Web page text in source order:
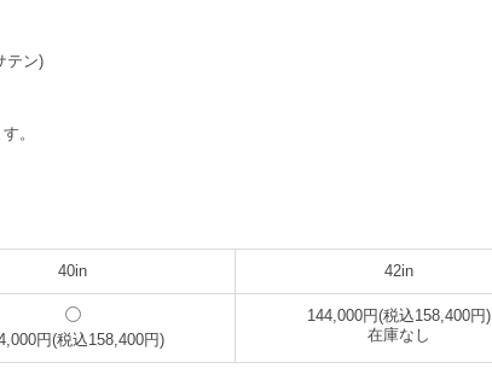
テン)
。
40in 42in
円(税込158,400円)
144,000円(税込158,400円)
在庫なし